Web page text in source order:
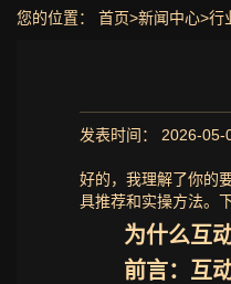
您的位置： 首页>新闻中心>行
发表时间： 2026-05-
好的，我理解了你的
具推荐和实操方法。
为什么互
前言：互